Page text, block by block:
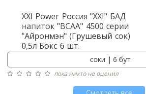
XXI Power Россия "XXI" БАД
напиток "BCAA" 4500 серии
"Айронмэн" (Грушевый сок)
0,5л Бокс 6 шт.
соки | 6 бут
пока никто не оценил